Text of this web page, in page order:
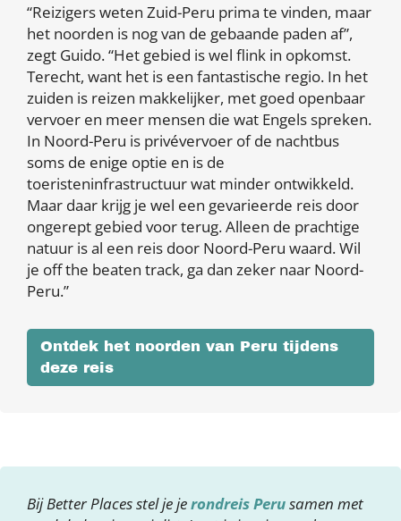
“Reizigers weten Zuid-Peru prima te vinden, maar
het noorden is nog van de gebaande paden af”,
zegt Guido. “Het gebied is wel flink in opkomst.
Terecht, want het is een fantastische regio. In het
zuiden is reizen makkelijker, met goed openbaar
vervoer en meer mensen die wat Engels spreken.
In Noord-Peru is privévervoer of de nachtbus
soms de enige optie en is de
toeristeninfrastructuur wat minder ontwikkeld.
Maar daar krijg je wel een gevarieerde reis door
ongerept gebied voor terug. Alleen de prachtige
natuur is al een reis door Noord-Peru waard. Wil
je off the beaten track, ga dan zeker naar Noord-
Peru.”
Ontdek het noorden van Peru tijdens
deze reis
Bij Better Places stel je jerondreis Perusamen met